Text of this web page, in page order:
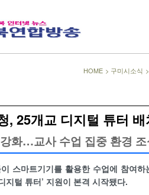
HOME > 구미시소식
, 25개교 디지털 튜터 배
화…교사 수업 집중 환경
스마트기기를 활용한 수업에 참여
지털 튜터’ 지원이 본격 시작됐다.